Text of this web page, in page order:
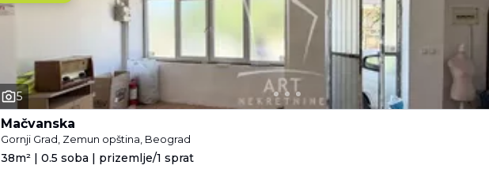
5
Mačvanska
Gornji Grad, Zemun opština, Beograd
38m² | 0.5 soba | prizemlje/1 sprat